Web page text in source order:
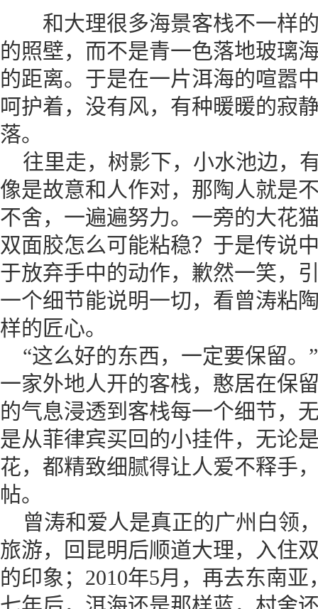
和大理很多海景客栈不一样
的照壁，而不是青一色落地玻璃
的距离。于是在一片洱海的喧嚣
呵护着，没有风，有种暖暖的寂
落。
往里走，树影下，小水池边，
像是故意和人作对，那陶人就是
不舍，一遍遍努力。一旁的大花
双面胶怎么可能粘稳？于是传说
于放弃手中的动作，歉然一笑，
一个细节能说明一切，看曾涛粘
样的匠心。
“这么好的东西，一定要保留。
一家外地人开的客栈，憨居在保
的气息浸透到客栈每一个细节，
是从菲律宾买回的小挂件，无论
花，都精致细腻得让人爱不释手
帖。
曾涛和爱人是真正的广州白领
旅游，回昆明后顺道大理，入住
的印象；2010年5月，再去东南